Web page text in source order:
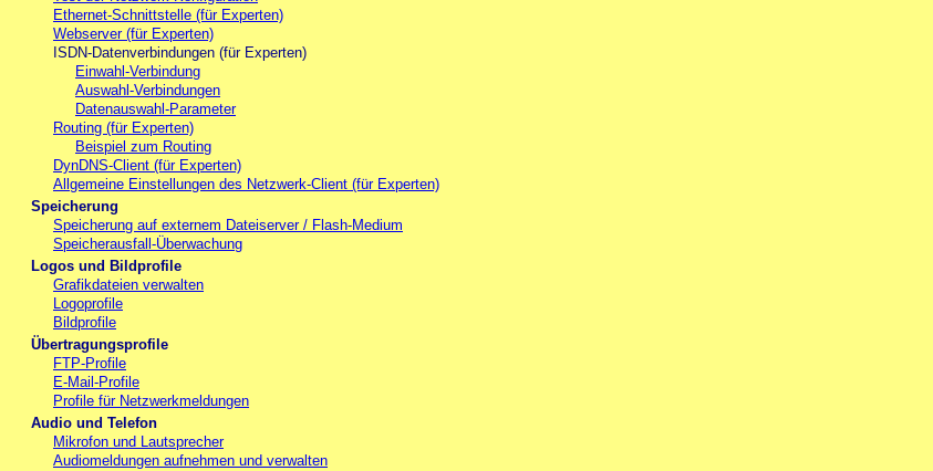
Ethernet-Schnittstelle (für Experten)
Webserver (für Experten)
ISDN-Datenverbindungen (für Experten)
Einwahl-Verbindung
Auswahl-Verbindungen
Datenauswahl-Parameter
Routing (für Experten)
Beispiel zum Routing
DynDNS-Client (für Experten)
Allgemeine Einstellungen des Netzwerk-Client (für Experten)
Speicherung
Speicherung auf externem Dateiserver / Flash-Medium
Speicherausfall-Überwachung
Logos und Bildprofile
Grafikdateien verwalten
Logoprofile
Bildprofile
Übertragungsprofile
FTP-Profile
E-Mail-Profile
Profile für Netzwerkmeldungen
Audio und Telefon
Mikrofon und Lautsprecher
Audiomeldungen aufnehmen und verwalten